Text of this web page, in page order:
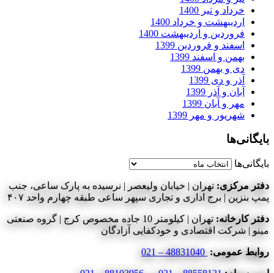
خرداد و تیر 1400
اردیبهشت و خرداد 1400
فروردین و اردیبهشت 1400
اسفند و فروردین 1399
بهمن و اسفند 1399
دی و بهمن 1399
آذر و دی 1399
آبان و آذر 1399
مهر و آبان 1399
شهریور و مهر 1399
بایگانی‌ها
بایگانی‌ها
دفتر مرکزی: تهران | خیابان ولیعصر | نرسیده به پارک ساعی، جنب
پمپ بنزین | برج اداری و تجاری سپهر ساعی طبقه چهارم واحد ۴۰۷
دفتر کارخانه:
تهران | کیلومتر 10 جاده مخصوص کرج | گروه صنعتی
مینو | شرکت اقتصادی و خودکفایی آزادگان
روابط عمومی: